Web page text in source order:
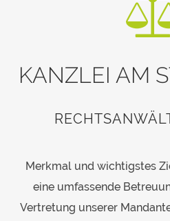
KANZLEI AM
Merkmal und wichtigstes
eine umfassende
Vertretung unserer